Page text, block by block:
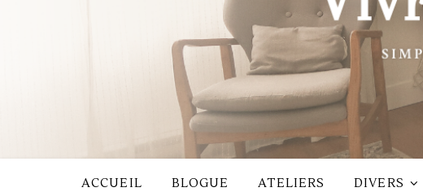
ACCUEIL BLOGUE ATELIERS DIVERS